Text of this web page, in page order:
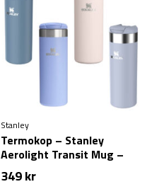
Stanley
Termokop – Stanley
Aerolight Transit Mug –
0,47L
349kr